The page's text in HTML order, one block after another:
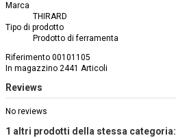
Marca
THIRARD
Tipo di prodotto
Prodotto di ferramenta
Riferimento 00101105
In magazzino 2441 Articoli
Reviews
No reviews
1 altri prodotti della stessa categoria: